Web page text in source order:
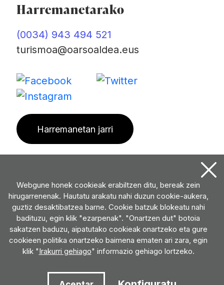
Harremanetarako
(0034) 943 494 521
turismoa@oarsoaldea.eus
Harremanetan jarri
Webgune honek cookieak erabiltzen ditu, bereak zein
hirugarrenenak. Hautatu arakatu nahi duzun cookie-aukera,
guztiz desaktibatzea barne. Cookie batzuk blokeatu nahi
badituzu, egin klik "ezarpenak". "Onartzen dut" botoia
sakatzen baduzu, aipatutako cookieak onartzeko eta gure
cookieen politika onartzeko baimena ematen ari zara, egin
klik "Irakurri gehiago" informazio gehiago lortzeko.